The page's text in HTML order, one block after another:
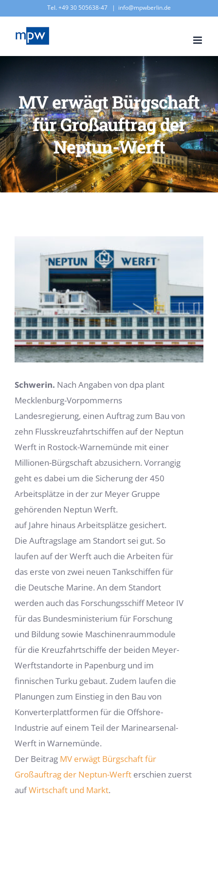
springen
Tel. +49 30 505638-47 | info@mpwberlin.de
MV erwägt Bürgschaft
für Großauftrag der
Neptun-Werft
grösseres
Schwerin. Nach Angaben von dpa plant
Mecklenburg-Vorpommerns
Landesregierung, einen Auftrag zum Bau von
zehn Flusskreuzfahrtschiffen auf der Neptun
Werft in Rostock-Warnemünde mit einer
Millionen-Bürgschaft abzusichern. Vorrangig
geht es dabei um die Sicherung der 450
Arbeitsplätze in der zur Meyer Gruppe
gehörenden Neptun Werft.
auf Jahre hinaus Arbeitsplätze gesichert.
Die Auftragslage am Standort sei gut. So
laufen auf der Werft auch die Arbeiten für
das erste von zwei neuen Tankschiffen für
die Deutsche Marine. An dem Standort
werden auch das Forschungsschiff Meteor IV
für das Bundesministerium für Forschung
und Bildung sowie Maschinenraummodule
für die Kreuzfahrtschiffe der beiden Meyer-
Werftstandorte in Papenburg und im
finnischen Turku gebaut. Zudem laufen die
Planungen zum Einstieg in den Bau von
Konverterplattformen für die Offshore-
Industrie auf einem Teil der Marinearsenal-
Werft in Warnemünde.
Der Beitrag MV erwägt Bürgschaft für
Großauftrag der Neptun-Werft erschien zuerst
aufWirtschaft und Markt.